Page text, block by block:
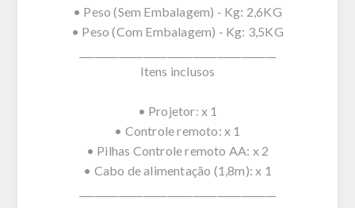
• Peso (Sem Embalagem) - Kg: 2,6KG
• Peso (Com Embalagem) - Kg: 3,5KG
Itens inclusos
• Projetor: x 1
• Controle remoto: x 1
• Pilhas Controle remoto AA: x 2
• Cabo de alimentação (1,8m): x 1